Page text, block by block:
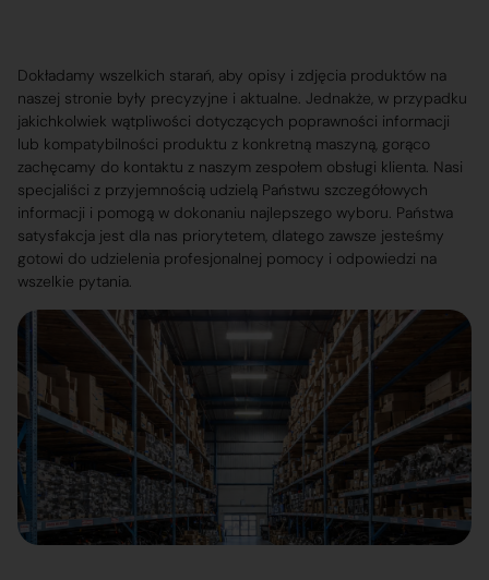
Dokładamy wszelkich starań, aby opisy i zdjęcia produktów na
naszej stronie były precyzyjne i aktualne. Jednakże, w przypadku
jakichkolwiek wątpliwości dotyczących poprawności informacji
lub kompatybilności produktu z konkretną maszyną, gorąco
zachęcamy do kontaktu z naszym zespołem obsługi klienta. Nasi
specjaliści z przyjemnością udzielą Państwu szczegółowych
informacji i pomogą w dokonaniu najlepszego wyboru. Państwa
satysfakcja jest dla nas priorytetem, dlatego zawsze jesteśmy
gotowi do udzielenia profesjonalnej pomocy i odpowiedzi na
wszelkie pytania.